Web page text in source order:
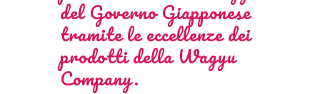
del Governo Giapponese
tramite le eccellenze dei
prodotti della Wagyu
Company.